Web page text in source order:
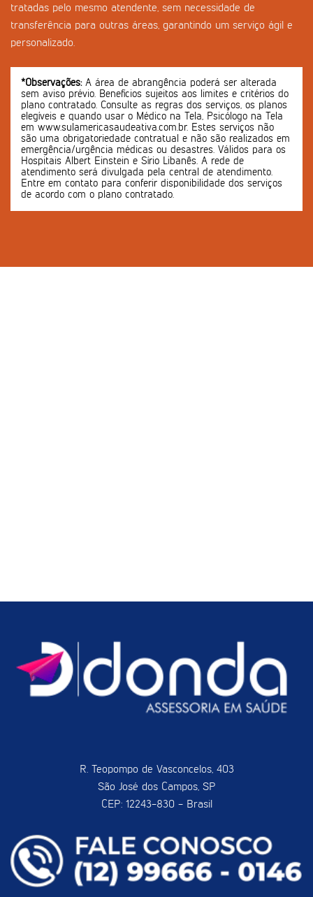
tratadas pelo mesmo atendente, sem necessidade de
transferência para outras áreas, garantindo um serviço ágil e
personalizado.
*Observações:A área de abrangência poderá ser alterada
sem aviso prévio. Benefícios sujeitos aos limites e critérios do
plano contratado. Consulte as regras dos serviços, os planos
elegíveis e quando usar o Médico na Tela, Psicólogo na Tela
em www.sulamericasaudeativa.com.br. Estes serviços não
são uma obrigatoriedade contratual e não são realizados em
emergência/urgência médicas ou desastres. Válidos para os
Hospitais Albert Einstein e Sírio Libanês. A rede de
atendimento será divulgada pela central de atendimento.
Entre em contato para conferir disponibilidade dos serviços
de acordo com o plano contratado.
R. Teopompo de Vasconcelos, 403
São José dos Campos, SP
CEP: 12243-830 - Brasil